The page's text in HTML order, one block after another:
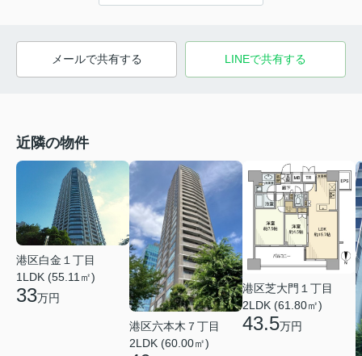
メールで共有する LINEで共有する
近隣の物件
港区白金１丁目
1LDK (55.11㎡)
33万円
港区六本木７丁目
2LDK (60.00㎡)
港区芝大門１丁目
2LDK (61.80㎡)
43.5万円